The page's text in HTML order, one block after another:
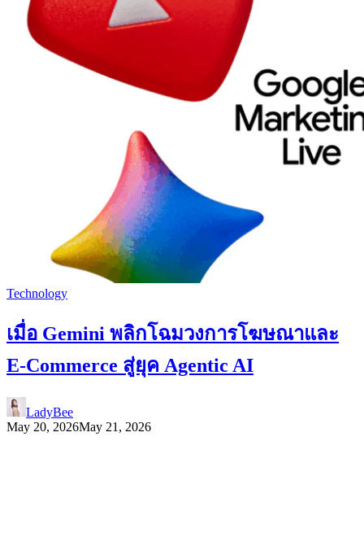
Technology
เมื่อ Gemini พลิกโฉมวงการโฆษณาและ
E-Commerce สู่ยุค Agentic AI
LadyBee
May 20, 2026May 21, 2026